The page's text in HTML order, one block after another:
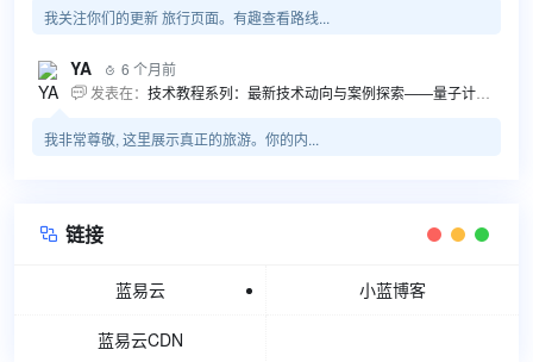
我关注你们的更新 旅行页面。有趣查看路线...
YA  6 个月前
 发表在： 技术教程系列：最新技术动向与案例探索——量子计算商业应用揭秘 该教程将深入探索最新技术动态，重点关注量子计算技术在商业领域的应用，结合具体案例阐述其背景、起因、经过和结果。同时，强调技术文档和运维文档的重要性，揭示它们在新技术发展和行业标准...
我非常尊敬, 这里展示真正的旅游。你的内...
 链接
蓝易云 小蓝博客
蓝易云CDN